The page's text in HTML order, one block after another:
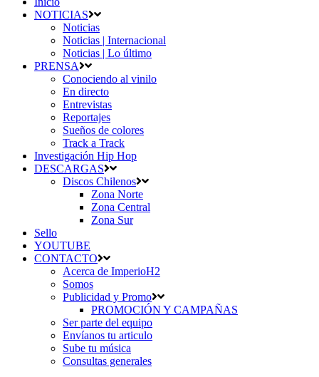
NOTICIAS
Noticias
Noticias | Internacional
Noticias | Lo último
PRENSA
Conociendo al vinilo
En directo
Entrevistas
Reportajes
Sueños de colores
Track a Track
Investigación Hip Hop
DESCARGAS
Discos Chilenos
Zona Norte
Zona Central
Zona Sur
Sello
YOUTUBE
CONTACTO
Acerca de ImperioH2
Somos
Publicidad y Promo
PROMOCIÓN Y CAMPAÑAS
Ser parte del equipo
Envíanos tu articulo
Sube tu música
Consultas generales